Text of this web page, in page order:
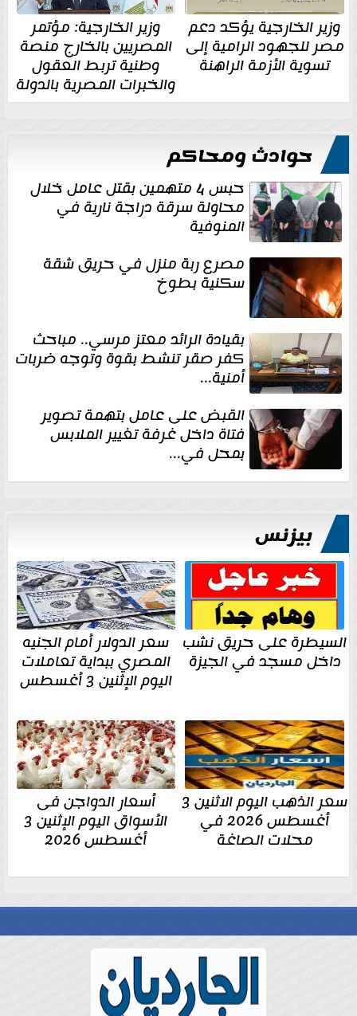
وزير الخارجية يؤكد دعم
مصر للجهود الرامية إلى
تسوية الأزمة الراهنة
وزير الخارجية: مؤتمر
المصريين بالخارج منصة
وطنية تربط العقول
والخبرات المصرية بالدولة
حوادث ومحاكم
حبس 4 متهمين بقتل عامل خلال
محاولة سرقة دراجة نارية في
المنوفية
مصرع ربة منزل في حريق شقة
سكنية بطوخ
بقيادة الرائد معتز مرسي.. مباحث
كفر صقر تنشط بقوة وتوجه ضربات
أمنية...
القبض على عامل بتهمة تصوير
فتاة داخل غرفة تغيير الملابس
بمحل في...
بيزنس
السيطرة على حريق نشب
داخل مسجد في الجيزة
سعر الدولار أمام الجنيه
المصري ببداية تعاملات
اليوم الإثنين 3 أغسطس
سعر الذهب اليوم الاثنين 3
أغسطس 2026 في
محلات الصاغة
أسعار الدواجن فى
الأسواق اليوم الإثنين 3
أغسطس 2026